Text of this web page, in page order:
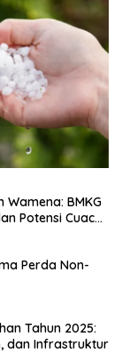
Wamena: BMKG
Potensi Cuaca
Perda Non-
Tahun 2025:
dan Infrastruktur